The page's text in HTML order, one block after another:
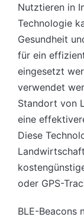
Nutztieren in
Technologie
Gesundheit
für ein
eingesetzt
verwendet
Standort von
eine
Diese
oder GPS-
BLE-Beacons